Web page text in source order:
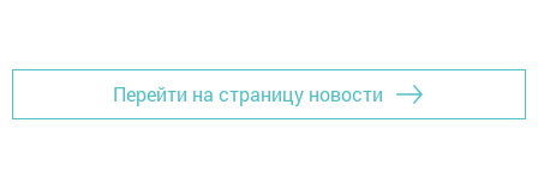
Перейти на страницу новости